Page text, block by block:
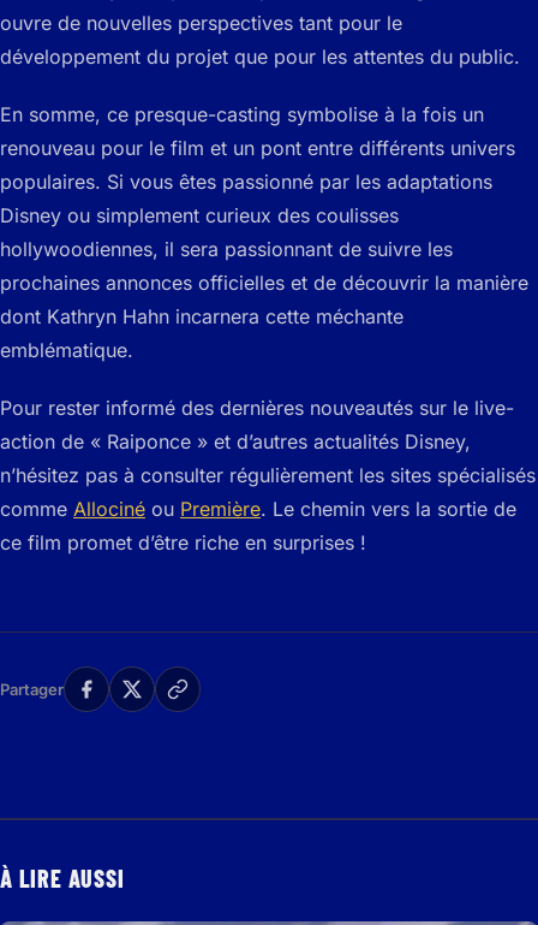
ouvre de nouvelles perspectives tant pour le
développement du projet que pour les attentes du public.
En somme, ce presque-casting symbolise à la fois un
renouveau pour le film et un pont entre différents univers
populaires. Si vous êtes passionné par les adaptations
Disney ou simplement curieux des coulisses
hollywoodiennes, il sera passionnant de suivre les
prochaines annonces officielles et de découvrir la manière
dont Kathryn Hahn incarnera cette méchante
emblématique.
Pour rester informé des dernières nouveautés sur le live-
action de « Raiponce » et d’autres actualités Disney,
n’hésitez pas à consulter régulièrement les sites spécialisés
comme Allociné ou Première. Le chemin vers la sortie de
ce film promet d’être riche en surprises !
Partager
À LIRE AUSSI